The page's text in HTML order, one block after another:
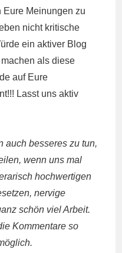
Meinungen zu
nicht kritische
ein aktiver Blog
als diese
auf Eure
Lasst uns aktiv
auch besseres zu tun,
wenn uns mal
hochwertigen
nervige
schön viel Arbeit.
Kommentare so